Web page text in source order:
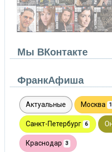
Мы ВКонтакте
ФранкАфиша